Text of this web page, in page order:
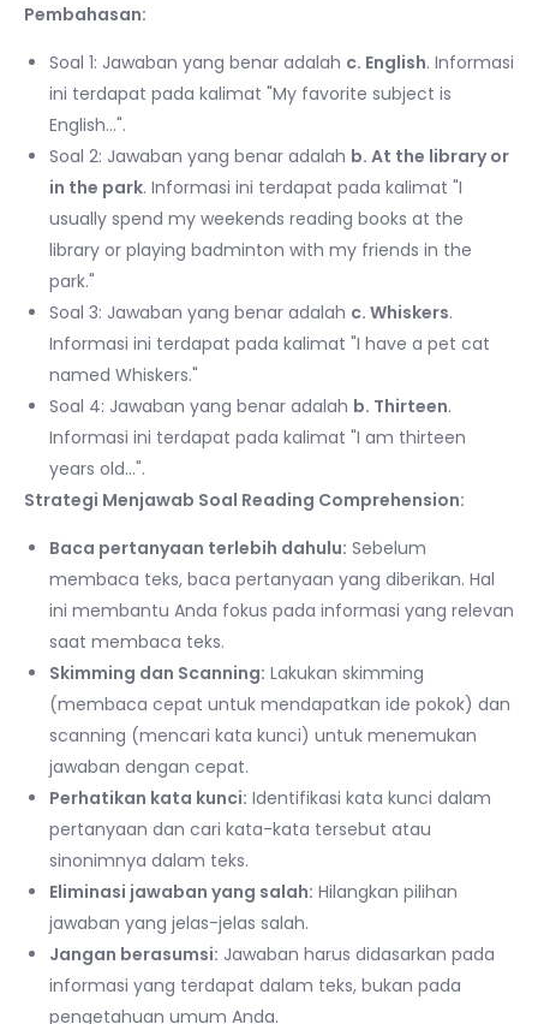
Pembahasan:
Soal 1: Jawaban yang benar adalah c. English. Informasi
ini terdapat pada kalimat "My favorite subject is
English…".
Soal 2: Jawaban yang benar adalah b. At the library or
in the park. Informasi ini terdapat pada kalimat "I
usually spend my weekends reading books at the
library or playing badminton with my friends in the
park."
Soal 3: Jawaban yang benar adalah c. Whiskers.
Informasi ini terdapat pada kalimat "I have a pet cat
named Whiskers."
Soal 4: Jawaban yang benar adalah b. Thirteen.
Informasi ini terdapat pada kalimat "I am thirteen
years old…".
Strategi Menjawab Soal Reading Comprehension:
Baca pertanyaan terlebih dahulu: Sebelum
membaca teks, baca pertanyaan yang diberikan. Hal
ini membantu Anda fokus pada informasi yang relevan
saat membaca teks.
Skimming dan Scanning: Lakukan skimming
(membaca cepat untuk mendapatkan ide pokok) dan
scanning (mencari kata kunci) untuk menemukan
jawaban dengan cepat.
Perhatikan kata kunci: Identifikasi kata kunci dalam
pertanyaan dan cari kata-kata tersebut atau
sinonimnya dalam teks.
Eliminasi jawaban yang salah: Hilangkan pilihan
jawaban yang jelas-jelas salah.
Jangan berasumsi: Jawaban harus didasarkan pada
informasi yang terdapat dalam teks, bukan pada
pengetahuan umum Anda.